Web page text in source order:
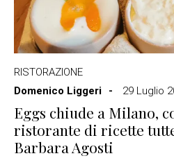
RISTORAZIONE
Domenico Liggeri
29 Luglio
Eggs chiude a Milano,
ristorante di ricette
Barbara Agosti